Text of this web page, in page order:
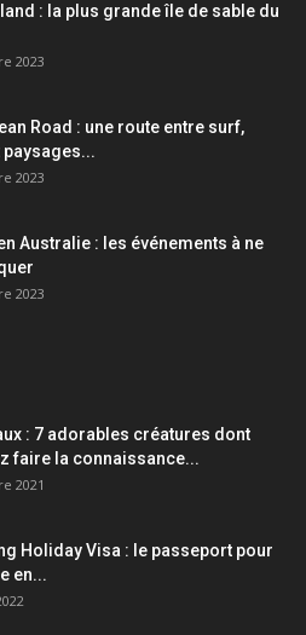
: la plus grande île de sable du
2023
Road : une route entre surf,
paysages...
2023
Australie : les événements à ne
2023
: 7 adorables créatures dont
faire la connaissance...
2021
Holiday Visa : le passeport pour
en...